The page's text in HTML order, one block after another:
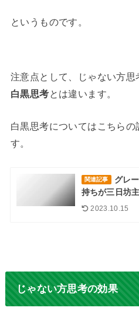
というものです。
注意点として、じゃない方思
白黒思考とは違います。
白黒思考についてはこちらの
す。
関連記事
グレ
持ちが三日坊
2023.10.15
じゃない方思考の効果